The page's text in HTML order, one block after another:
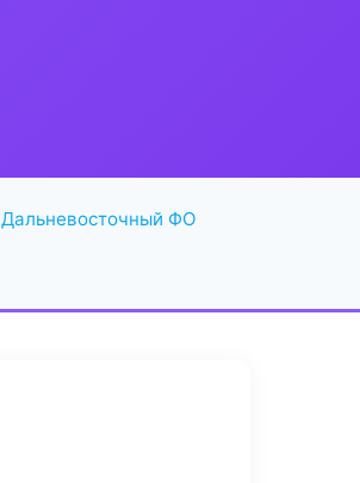
Дальневосточный ФО